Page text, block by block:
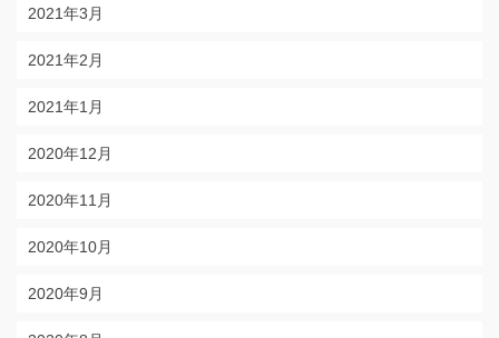
2021年3月
2021年2月
2021年1月
2020年12月
2020年11月
2020年10月
2020年9月